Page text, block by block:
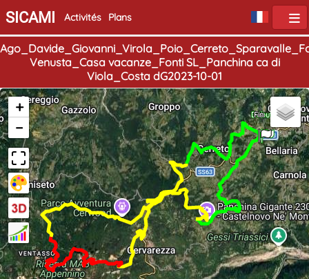
SICAMI Activités Plans
Venusta_Casa vacanze_Fonti SL_Panchina ca di
Viola_Costa dG2023-10-01
Début
Fin
+
−